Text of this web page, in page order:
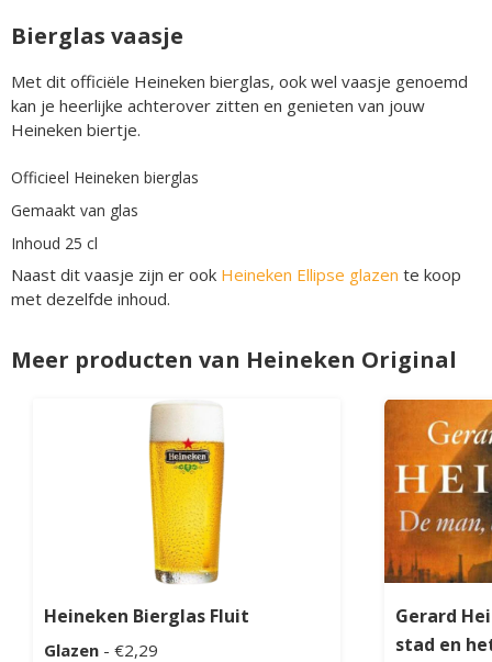
Bierglas vaasje
Met dit officiële Heineken bierglas, ook wel vaasje genoemd
kan je heerlijke achterover zitten en genieten van jouw
Heineken biertje.
Officieel Heineken bierglas
Gemaakt van glas
Inhoud 25 cl
Naast dit vaasje zijn er ook Heineken Ellipse glazen te koop
met dezelfde inhoud.
Meer producten van Heineken Original
Heineken Bierglas Fluit
Glazen - €2,29
Gerard
stad en